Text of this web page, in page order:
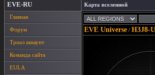
EVE-RU
Главная
Форум
Триал аккаунт
Команда сайта
EULA
Карта вселенной
EVE Universe / H3J8-U